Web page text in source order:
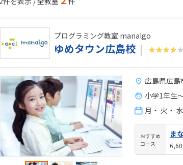
プログラミング教室 manalgo
ゆめタウン広島校 ★★★★★
広島県広
小学1年生
月 ・ 火 ・ 水
おすすめ
コース
ま